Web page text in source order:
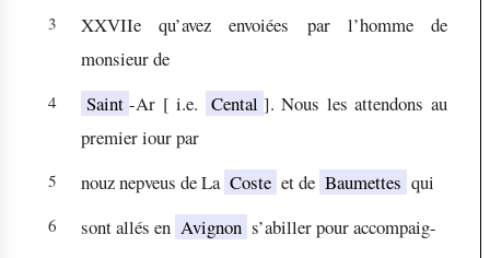
3
XXVIIe qu’avez envoiées par l’homme de
monsieur de
4 Saint -Ar [ i.e. Cental ]. Nous les attendons au
premier iour par
5 nouz nepveus de La Coste et de Baumettes qui
6 sont allés en Avignon s’abiller pour accompaig-